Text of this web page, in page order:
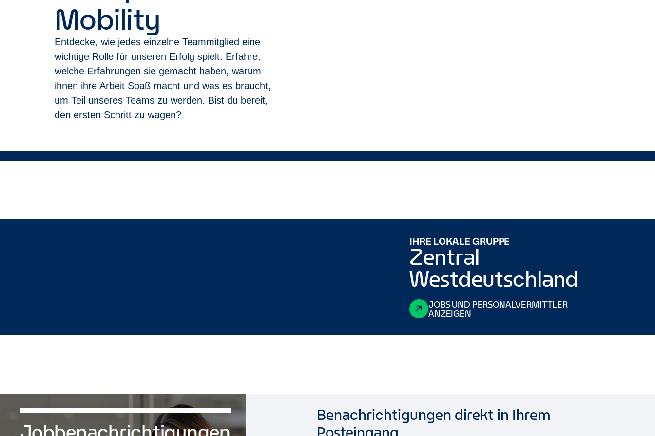
können, bewirb dich bitte trotzdem. Gemeinsam werden wir eine Lösung finden.
Mobility
Entdecke, wie jedes einzelne Teammitglied eine
wichtige Rolle für unseren Erfolg spielt. Erfahre,
welche Erfahrungen sie gemacht haben, warum
ihnen ihre Arbeit Spaß macht und was es braucht,
um Teil unseres Teams zu werden. Bist du bereit,
den ersten Schritt zu wagen?
IHRE LOKALE GRUPPE
Zentral
Westdeutschland
JOBS UND PERSONALVERMITTLER
ANZEIGEN
Benachrichtigungen direkt in Ihrem
Posteingang